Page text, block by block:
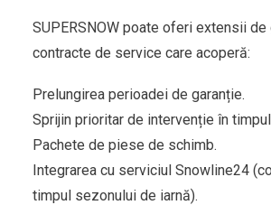
SUPERSNOW poate oferi extensii de
contracte de service care acoperă:
Prelungirea perioadei de garanție.
Sprijin prioritar de intervenție în
Pachete de piese de schimb.
Integrarea cu serviciul Snowline24
timpul sezonului de iarnă).